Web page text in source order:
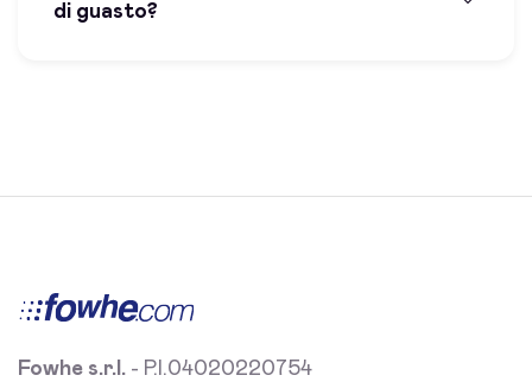
di guasto?
Fowhe s.r.l. - P.I.04020220754